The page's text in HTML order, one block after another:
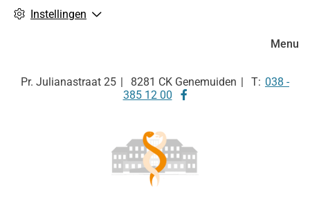
Instellingen
Pr. Julianastraat 25 8281 CK Genemuiden Tel:
038 -
385 12 00
Bezoek
Menu